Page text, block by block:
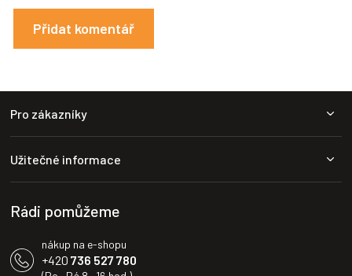
Přidat komentář
Pro zákazníky
Užitečné informace
Rádi pomůžeme
nákup na e-shopu
+420 736 527 780